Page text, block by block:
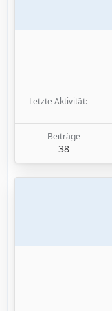
Letzte Aktivität
Beiträge
38